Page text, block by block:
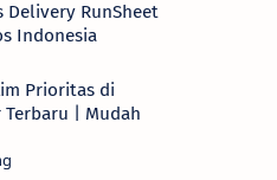
Delivery RunSheet
Indonesia
Prioritas di
Terbaru | Mudah